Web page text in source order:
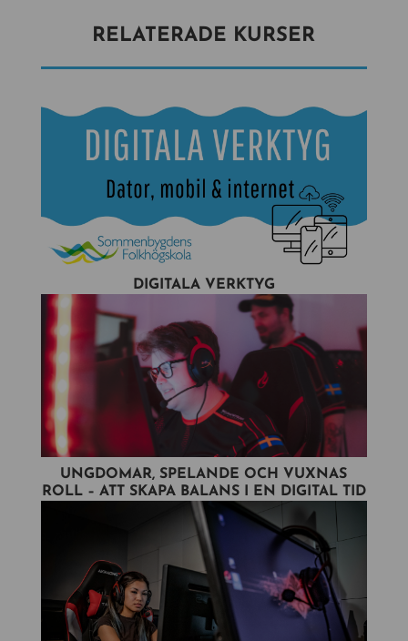
RELATERADE KURSER
DIGITALA VERKTYG
UNGDOMAR, SPELANDE OCH VUXNAS
ROLL – ATT SKAPA BALANS I EN DIGITAL TID